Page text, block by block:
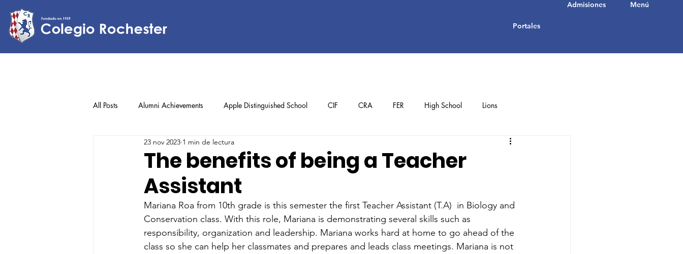
Portales
Menú
Admisiones
All Posts Alumni Achievements Apple Distinguished School CIF CRA FER High School Lions
Lower Elementary Middle School Student Achievements
Upper Elementary
The benefits of being a Teacher
Assistant
23 nov 2023 1 min de lectura
Mariana Roa from 10th grade is this semester the first Teacher Assistant (T.A)  in Biology and
Conservation class. With this role, Mariana is demonstrating several skills such as
responsibility, organization and leadership. Mariana works hard at home to go ahead of the
class so she can help her classmates and prepares and leads class meetings. Mariana is not